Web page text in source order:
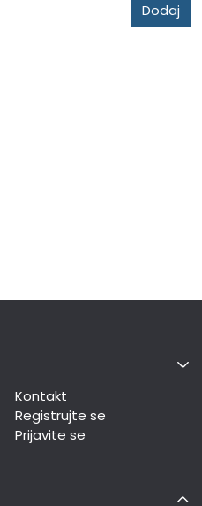
Dodaj
Kontakt
Registrujte se
Prijavite se